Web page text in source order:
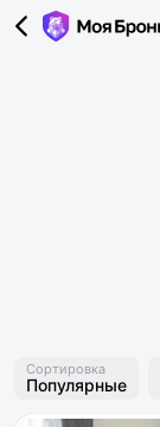
Сортировка
Популярные